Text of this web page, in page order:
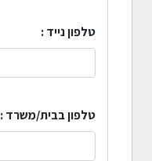
טלפון נייד :
טלפון בבית/משרד :